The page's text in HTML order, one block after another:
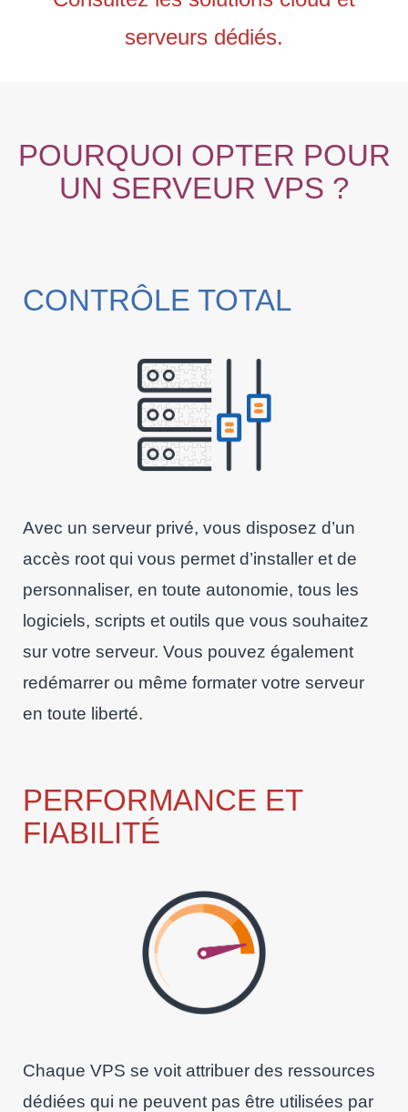
serveurs dédiés.
POURQUOI OPTER POUR
UN SERVEUR VPS ?
CONTRÔLE TOTAL
Avec un serveur privé, vous disposez d’un
accès root qui vous permet d’installer et de
personnaliser, en toute autonomie, tous les
logiciels, scripts et outils que vous souhaitez
sur votre serveur. Vous pouvez également
redémarrer ou même formater votre serveur
en toute liberté.
PERFORMANCE ET
FIABILITÉ
Chaque VPS se voit attribuer des ressources
dédiées qui ne peuvent pas être utilisées par